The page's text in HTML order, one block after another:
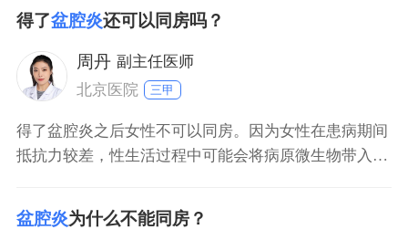
得了盆腔炎还可以同房吗？
周丹 副主任医师
北京医院
三甲
得了盆腔炎之后女性不可以同房。因为女性在患病期间
抵抗力较差，性生活过程中可能会将病原微生物带入阴
活时也会导致女性盆腔过度充血，进而导致肛门坠胀
感、腹部疼痛、腰骶部酸痛等症状加重。此外，女性在
盆腔炎为什么不能同房？